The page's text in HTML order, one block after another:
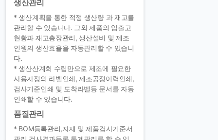
생산관리
* 생산계획을 통한 적정 생산량 과 재고를
관리할 수 있습니다. 그외 제품의 입출고
현황과 재고총장관리, 생산설비 및 제조
인원의 생산효율을 자동관리할 수 있습니
다.
* 생산산계회 수립만으로 제조에 필요한
사용자정의 라벨인쇄, 제조공정이력인쇄,
검사기준인쇄 및 도착라벨등 문서를 자동
인쇄할 수 있습니다.
품질관리
* BOM등록관리,자재 및 제품검사기준서